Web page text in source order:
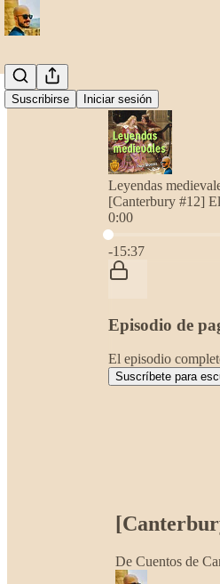
Suscribirse Iniciar sesión
Leyendas
[Canterbury #12]
0:00
Hora actual: 0:00 /
-15:37
Episodio de
El episodio
Suscríbete para
De Cuentos de